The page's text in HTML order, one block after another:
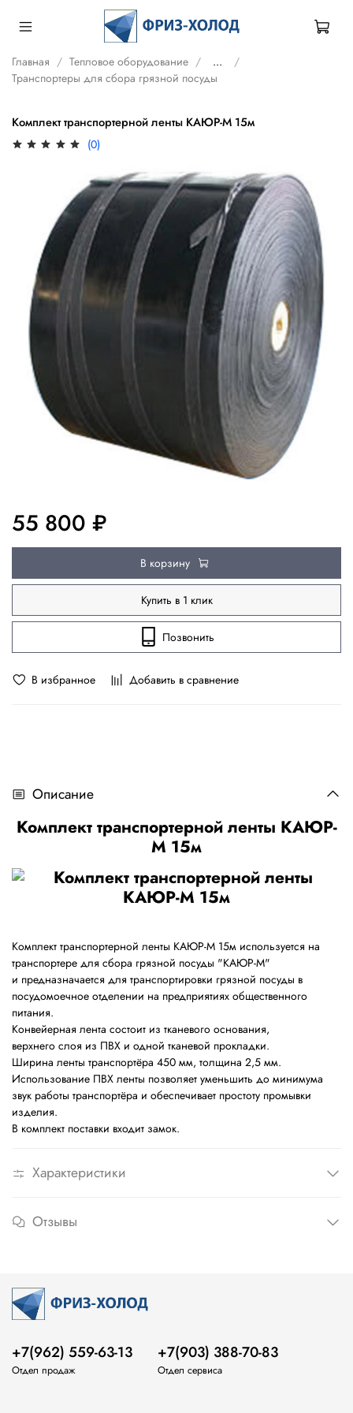
Главная Тепловое оборудование
...
Транспортеры для сбора грязной посуды
Комплект транспортерной ленты КАЮР-М 15м
(0)
В избранное Добавить в сравнение
55 800 ₽
В корзину
Купить в 1 клик
Позвонить
Описание
Комплект транспортерной ленты КАЮР-
М 15м
Комплект транспортерной ленты КАЮР-М 15м используется на
транспортере для сбора грязной посуды "КАЮР-М"
и предназначается для транспортировки грязной посуды в
посудомоечное отделении на предприятиях общественного
питания.
Конвейерная лента состоит из тканевого основания,
верхнего слоя из ПВХ и одной тканевой прокладки.
Ширина ленты транспортёра 450 мм, толщина 2,5 мм.
Использование ПВХ ленты позволяет уменьшить до минимума
звук работы транспортёра и обеспечивает простоту промывки
изделия.
В комплект поставки входит замок.
Характеристики
Отзывы
+7(962) 559-63-13
Отдел продаж
+7(903) 388-70-83
Отдел сервиса